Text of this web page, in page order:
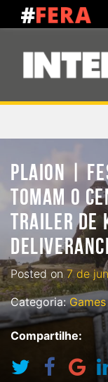
PLAION |
TOMAM O
TRAILER DE
Posted on 7 de
Categoria:Games
Compartilhe: